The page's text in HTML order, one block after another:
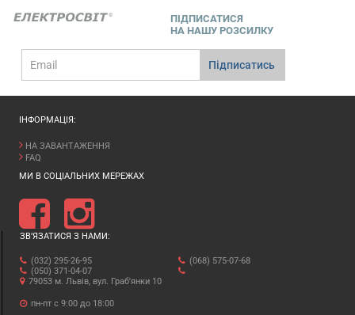
ПІДПИСАТИСЯ
НА НАШУ РОЗСИЛКУ
mail
Підписатись
ІНФОРМАЦІЯ:
НА ЗАВАНТАЖЕННЯ
FAQ
МИ В СОЦІАЛЬНИХ МЕРЕЖАХ
ЗВ’ЯЗАТИСЯ З НАМИ:
(032) 295-26-95
(050) 371-04-07
(068) 575-07-68
79053 м. Львів, вул. Граб'янки 10
пн-пт с 9:00 до 18:00